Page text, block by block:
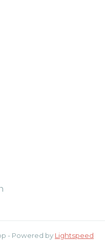
- Powered by Lightspeed